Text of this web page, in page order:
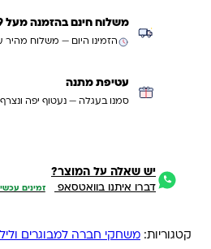
משלוח חינם בהזמנה מעל ₪299 (למעט ריהוט)
הזמינו היום — משלוח מהיר
עטיפת מתנה
סמנו בעגלה — נעטוף יפה
יש שאלה על המוצר?
דברו איתנו בוואטסאפ זמינים עכשיו
קטגוריות: משחקי חברה למבוגרים